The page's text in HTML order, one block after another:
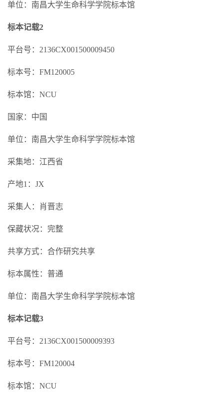
单位：南昌大学生命科学学院标本馆
标本记载2
平台号：2136CX001500009450
标本号：FM120005
标本馆：NCU
国家：中国
单位：南昌大学生命科学学院标本馆
采集地：江西省
产地1：JX
采集人：肖晋志
保藏状况：完整
共享方式：合作研究共享
标本属性：普通
单位：南昌大学生命科学学院标本馆
标本记载3
平台号：2136CX001500009393
标本号：FM120004
标本馆：NCU